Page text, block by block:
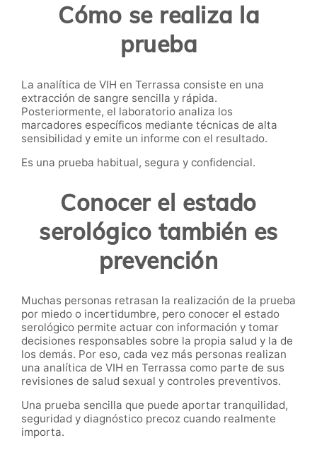
Cómo se realiza la
prueba
La analítica de VIH en Terrassa consiste en una
extracción de sangre sencilla y rápida.
Posteriormente, el laboratorio analiza los
marcadores específicos mediante técnicas de alta
sensibilidad y emite un informe con el resultado.
Es una prueba habitual, segura y confidencial.
Conocer el estado
serológico también es
prevención
Muchas personas retrasan la realización de la prueba
por miedo o incertidumbre, pero conocer el estado
serológico permite actuar con información y tomar
decisiones responsables sobre la propia salud y la de
los demás. Por eso, cada vez más personas realizan
una analítica de VIH en Terrassa como parte de sus
revisiones de salud sexual y controles preventivos.
Una prueba sencilla que puede aportar tranquilidad,
seguridad y diagnóstico precoz cuando realmente
importa.